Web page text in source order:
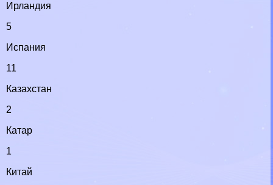
Ирландия
5
Испания
11
Казахстан
2
Катар
1
Китай